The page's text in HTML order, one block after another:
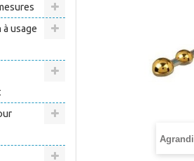
usage